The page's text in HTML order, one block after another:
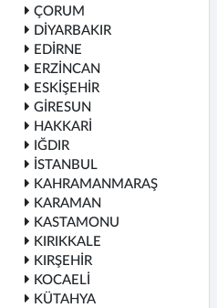
ÇORUM
DİYARBAKIR
EDİRNE
ERZİNCAN
ESKİŞEHİR
GİRESUN
HAKKARİ
IĞDIR
İSTANBUL
KAHRAMANMARAŞ
KARAMAN
KASTAMONU
KIRIKKALE
KIRŞEHİR
KOCAELİ
KÜTAHYA